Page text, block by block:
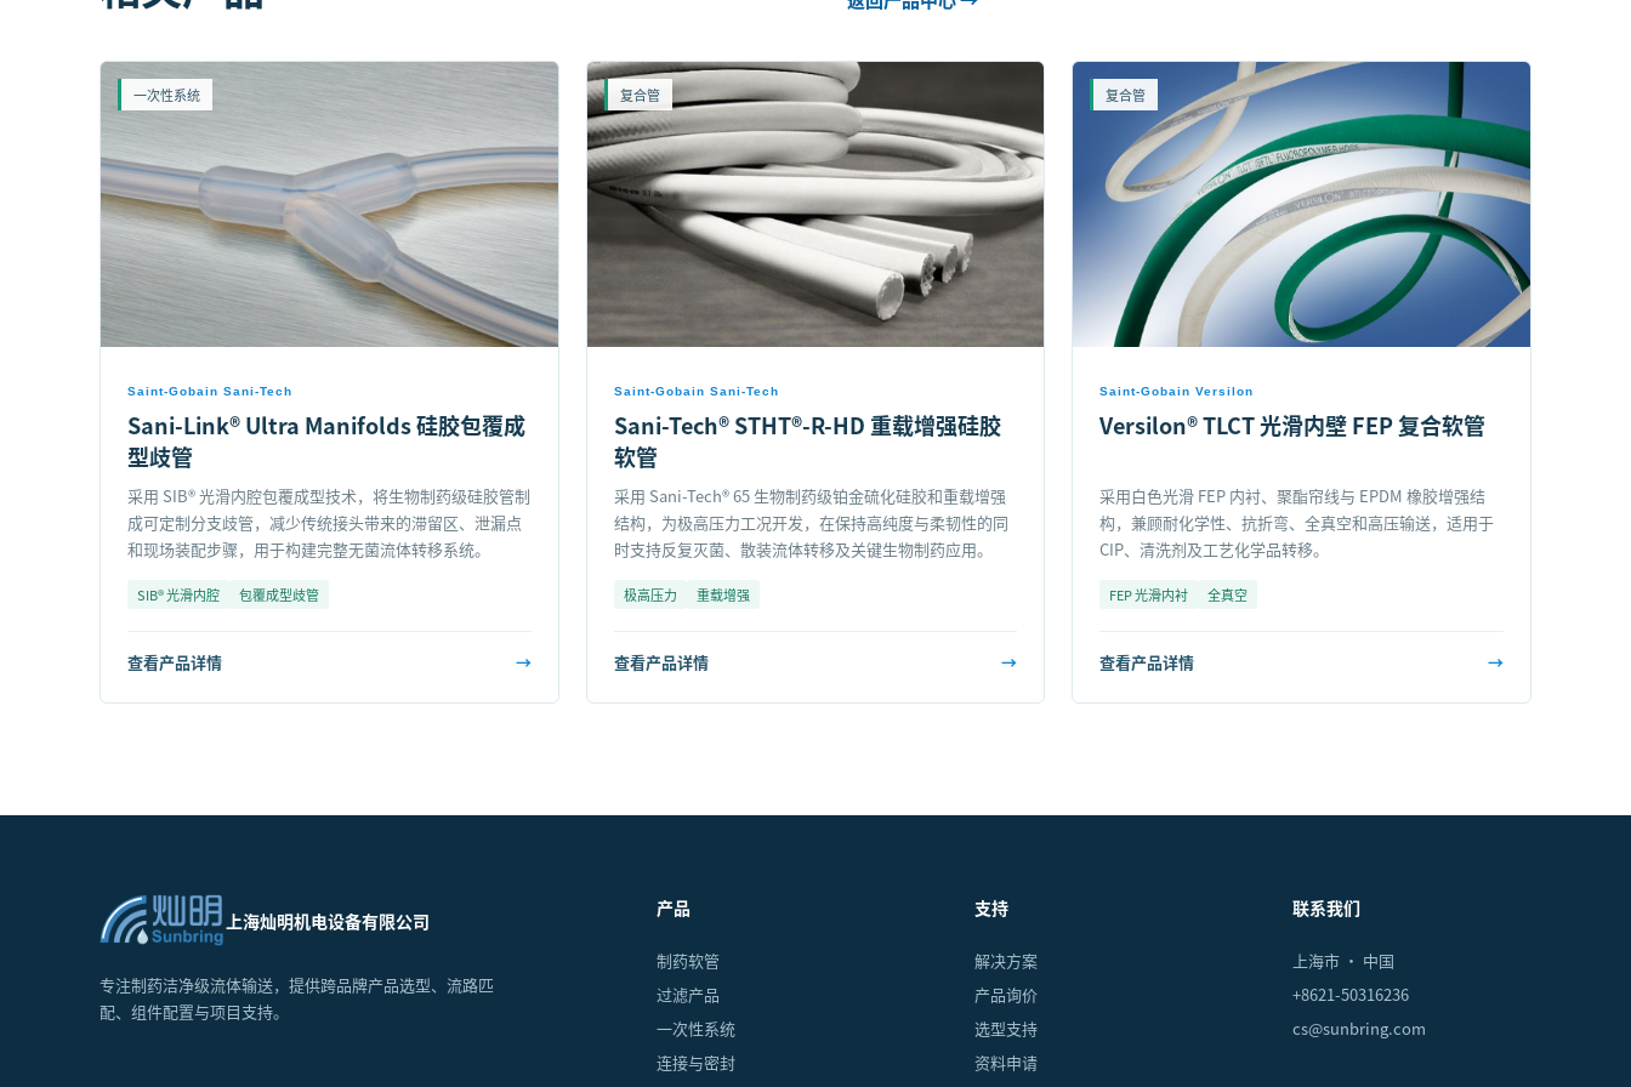
一次性系统
Saint-Gobain Sani-Tech
Sani-Link® Ultra Manifolds 硅胶包覆成
型歧管
采用 SIB® 光滑内腔包覆成型技术，将生物制药级硅胶管制
成可定制分支歧管，减少传统接头带来的滞留区、泄漏点
和现场装配步骤，用于构建完整无菌流体转移系统。
SIB® 光滑内腔 包覆成型歧管
查看产品详情 →
复合管
Saint-Gobain Sani-Tech
Sani-Tech® STHT®-R-HD 重载增强硅胶
软管
采用 Sani-Tech® 65 生物制药级铂金硫化硅胶和重载增强
结构，为极高压力工况开发，在保持高纯度与柔韧性的同
时支持反复灭菌、散装流体转移及关键生物制药应用。
极高压力 重载增强
查看产品详情 →
复合管
Saint-Gobain Versilon
Versilon® TLCT 光滑内壁 FEP 复合软管
采用白色光滑 FEP 内衬、聚酯帘线与 EPDM 橡胶增强结
构，兼顾耐化学性、抗折弯、全真空和高压输送，适用于
CIP、清洗剂及工艺化学品转移。
FEP 光滑内衬 全真空
查看产品详情 →
上海灿明机电设备有限公司
专注制药洁净级流体输送，提供跨品牌产品选型、流路匹
配、组件配置与项目支持。
产品
制药软管
过滤产品
一次性系统
连接与密封
支持
解决方案
产品询价
选型支持
资料申请
联系我们
上海市 · 中国
+8621-50316236
cs@sunbring.com